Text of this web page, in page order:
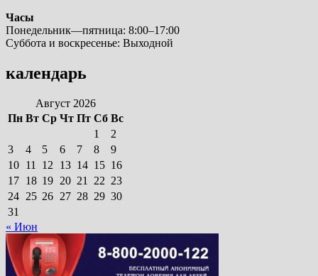
Часы
Понедельник—пятница: 8:00–17:00
Суббота и воскресенье: Выходной
календарь
Август 2026
Пн Вт Ср Чт Пт Сб Вс
1
2
3
4 5 6 7 8
9
10 11 12 13 14 15 16
17 18 19 20 21 22 23
24 25 26 27 28 29 30
31
« Июн